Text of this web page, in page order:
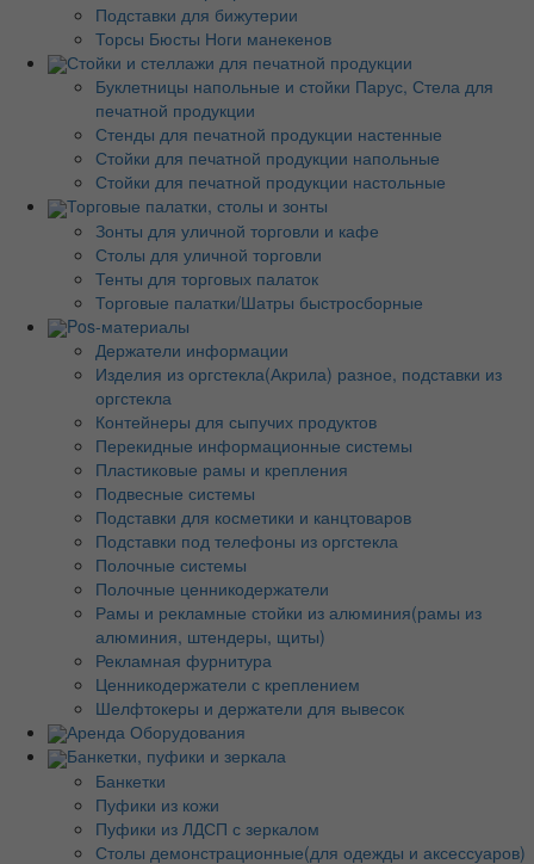
Подставки для бижутерии
Торсы Бюсты Ноги манекенов
Стойки и стеллажи для печатной продукции
Буклетницы напольные и стойки Парус, Стела для
печатной продукции
Стенды для печатной продукции настенные
Стойки для печатной продукции напольные
Стойки для печатной продукции настольные
Торговые палатки, столы и зонты
Зонты для уличной торговли и кафе
Столы для уличной торговли
Тенты для торговых палаток
Торговые палатки/Шатры быстросборные
Pos-материалы
Держатели информации
Изделия из оргстекла(Акрила) разное, подставки из
оргстекла
Контейнеры для сыпучих продуктов
Перекидные информационные системы
Пластиковые рамы и крепления
Подвесные системы
Подставки для косметики и канцтоваров
Подставки под телефоны из оргстекла
Полочные системы
Полочные ценникодержатели
Рамы и рекламные стойки из алюминия(рамы из
алюминия, штендеры, щиты)
Рекламная фурнитура
Ценникодержатели с креплением
Шелфтокеры и держатели для вывесок
Аренда Оборудования
Банкетки, пуфики и зеркала
Банкетки
Пуфики из кожи
Пуфики из ЛДСП с зеркалом
Столы демонстрационные(для одежды и аксессуаров)